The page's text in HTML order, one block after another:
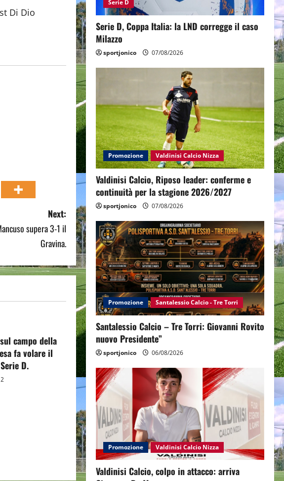
Di Dio
Next:
supera 3-1 il
Gravina.
campo della
fa volare il
D.
Serie D
Serie D, Coppa Italia: la LND corregge il caso
Milazzo
sportjonico 07/08/2026
Promozione Valdinisi Calcio Nizza
Valdinisi Calcio, Riposo leader: conferme e
continuità per la stagione 2026/2027
sportjonico 07/08/2026
Promozione Santalessio Calcio - Tre Torri
Santalessio Calcio – Tre Torri: Giovanni Rovito
nuovo Presidente”
sportjonico 06/08/2026
Promozione Valdinisi Calcio Nizza
Valdinisi Calcio, colpo in attacco: arriva